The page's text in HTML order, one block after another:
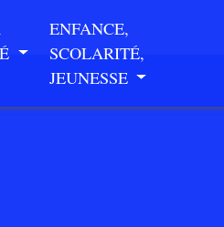
ENFANCE,
SCOLARITÉ,
JEUNESSE